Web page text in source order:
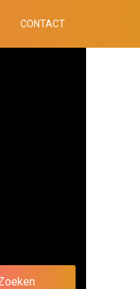
CONTACT